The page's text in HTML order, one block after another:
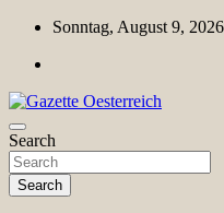
Skip
content
Sonntag, August 9, 2026
Gazette Oesterreich
Magazin für Freizeit, Politik,
Search
Search